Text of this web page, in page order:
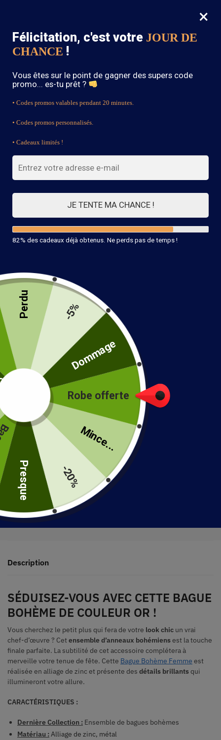
0
SOLDES : -15% sur toute la boutique avec le code « BOHEME15 »
Bague Style Bohème Or
24 en stock
Ajouter au panier
30 jours pour retourner votre produit
Expédié en 48 heures
Description
SÉDUISEZ-VOUS AVEC CETTE BAGUE
BOHÈME DE COULEUR OR !
Vous cherchez le petit plus qui fera de votre look chic un vrai
chef-d’œuvre ? Cetensemble d’anneaux bohémiensest la touche
finale parfaite. La subtilité de cet accessoire complétera à
merveille votre tenue de fête. Cette Bague Bohème Femme est
réalisée en alliage de zinc et présente des détails brillantsqui
illumineront votre allure.
CARACTÉRISTIQUES :
Dernière Collection : Ensemble de bagues bohèmes
Matériau : Alliage de zinc, métal
×
Félicitation, c'est votre JOUR DE
CHANCE !
Vous êtes sur le point de gagner des supers code
promo... es-tu prêt ?
• Codes promos valables pendant 20 minutes.
• Codes promos personnalisés.
• Cadeaux limités !
JE TENTE MA CHANCE !
82% des cadeaux déjà obtenus. Ne perds pas de temps !
Robe offerte
Mince...
-20%
Presque
Perdu -5%
Dommage